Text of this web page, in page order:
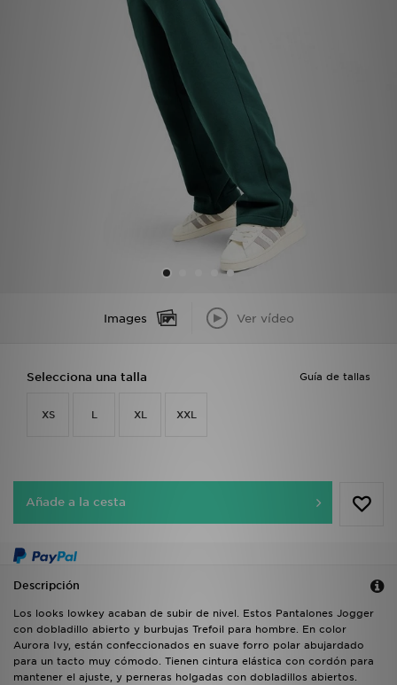
Images Ver vídeo
Guía de tallas
Selecciona una talla
XS L XL XXL
Añade a la cesta
Descripción
Los looks lowkey acaban de subir de nivel. Estos Pantalones Jogger
con dobladillo abierto y burbujas Trefoil para hombre. En color
Aurora Ivy, están confeccionados en suave forro polar abujardado
para un tacto muy cómodo. Tienen cintura elástica con cordón para
mantener el ajuste, y perneras holgadas con dobladillos abiertos.